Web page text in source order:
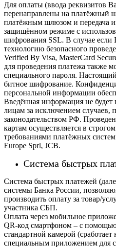
Для оплаты (ввода реквизитов
перенаправлены на платёжный
платёжным шлюзом и передача
защищённом режиме с
шифрования SSL. В случае если
технологию безопасного
Verified By Visa, MasterCard
для проведения платежа также
специального пароля.
битное шифрование.
персональной информации
Введённая информация не будет
лицам за исключением случаев,
законодательством РФ.
картам осуществляется в
требованиями платёжных
Europe Sprl, JCB.
Система быстрых
Система быстрых платежей
системы Банка России,
производить оплату за товар/
участника СБП.
Оплата через мобильное
QR-код смартфоном – с
стандартной камерой
специальным приложением для